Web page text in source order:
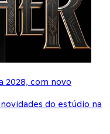
2028, com novo
do estúdio na